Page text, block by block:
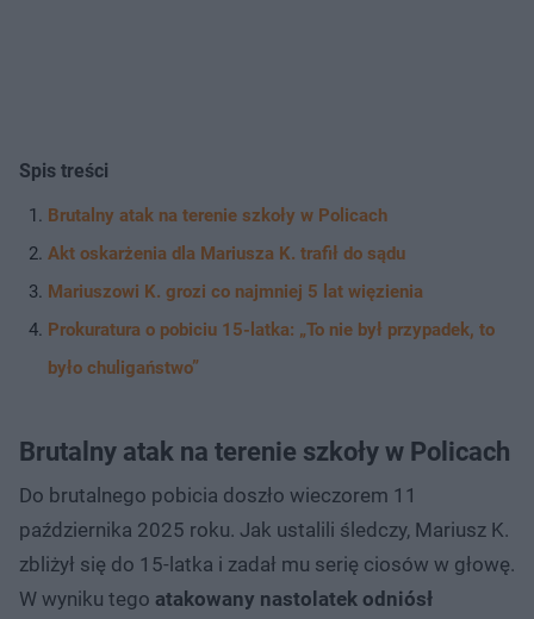
Spis treści
Brutalny atak na terenie szkoły w Policach
Akt oskarżenia dla Mariusza K. trafił do sądu
Mariuszowi K. grozi co najmniej 5 lat więzienia
Prokuratura o pobiciu 15-latka: „To nie był przypadek, to
było chuligaństwo”
Brutalny atak na terenie szkoły w Policach
Do brutalnego pobicia doszło wieczorem 11
października 2025 roku. Jak ustalili śledczy, Mariusz K.
zbliżył się do 15-latka i zadał mu serię ciosów w głowę.
W wyniku tego atakowany nastolatek odniósł